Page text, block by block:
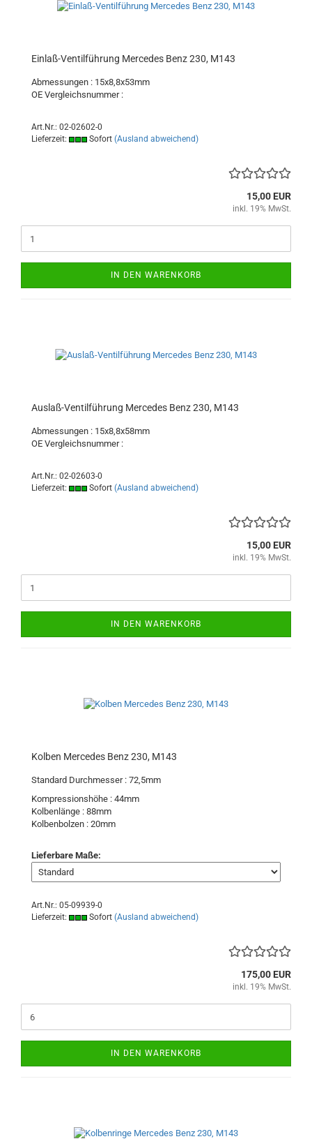
Einlaß-Ventilführung Mercedes Benz 230, M143
Abmessungen : 15x8,8x53mm
OE Vergleichsnummer :
Art.Nr.: 02-02602-0
Lieferzeit:
Sofort (Ausland abweichend)
15,00 EUR
inkl. 19% MwSt.
IN DEN WARENKORB
Auslaß-Ventilführung Mercedes Benz 230, M143
Abmessungen : 15x8,8x58mm
OE Vergleichsnummer :
Art.Nr.: 02-02603-0
Lieferzeit:
Sofort (Ausland abweichend)
15,00 EUR
inkl. 19% MwSt.
IN DEN WARENKORB
Kolben Mercedes Benz 230, M143
Standard Durchmesser : 72,5mm
Kompressionshöhe : 44mm
Kolbenlänge : 88mm
Kolbenbolzen : 20mm
Lieferbare Maße:
Art.Nr.: 05-09939-0
Lieferzeit:
Sofort (Ausland abweichend)
175,00 EUR
inkl. 19% MwSt.
IN DEN WARENKORB